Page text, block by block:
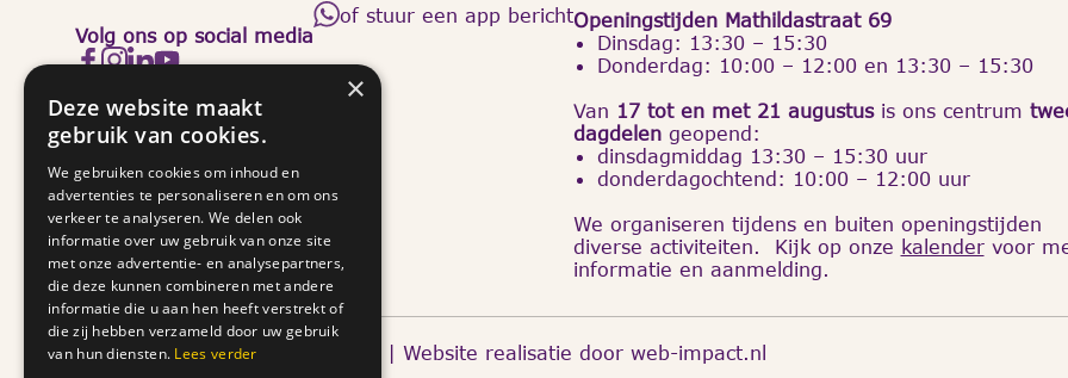
Volg ons op social media
of stuur een app berichtOpeningstijden Mathildastraat 69
Dinsdag: 13:30 – 15:30
Donderdag: 10:00 – 12:00 en 13:30 – 15:30
Van 17 tot en met 21 augustusis ons centrum
dagdelengeopend:
dinsdagmiddag 13:30 – 15:30 uur
donderdagochtend: 10:00 – 12:00 uur
We organiseren tijdens en buiten openingstijden
diverse activiteiten. Kijk op onze kalendervoor
informatie en aanmelding.
Copyright © 2026 Centrum Poppy's | Website realisatie doorweb-impact.nl
×
Deze website maakt
gebruik van cookies.
We gebruiken cookies om inhoud en
advertenties te personaliseren en om ons
verkeer te analyseren. We delen ook
informatie over uw gebruik van onze site
met onze advertentie- en analysepartners,
die deze kunnen combineren met andere
informatie die u aan hen heeft verstrekt of
die zij hebben verzameld door uw gebruik
van hun diensten. Lees verder